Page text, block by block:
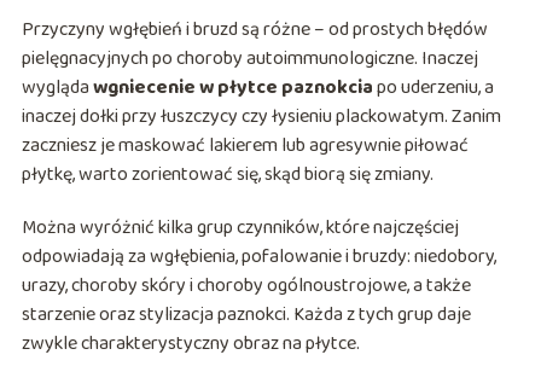
Przyczyny wgłębień i bruzd są różne – od prostych błędów
pielęgnacyjnych po choroby autoimmunologiczne. Inaczej
wyglądawgniecenie w płytce paznokciapo uderzeniu, a
inaczej dołki przy łuszczycy czy łysieniu plackowatym. Zanim
zaczniesz je maskować lakierem lub agresywnie piłować
płytkę, warto zorientować się, skąd biorą się zmiany.
Można wyróżnić kilka grup czynników, które najczęściej
odpowiadają za wgłębienia, pofalowanie i bruzdy: niedobory,
urazy, choroby skóry i choroby ogólnoustrojowe, a także
starzenie oraz stylizacja paznokci. Każda z tych grup daje
zwykle charakterystyczny obraz na płytce.